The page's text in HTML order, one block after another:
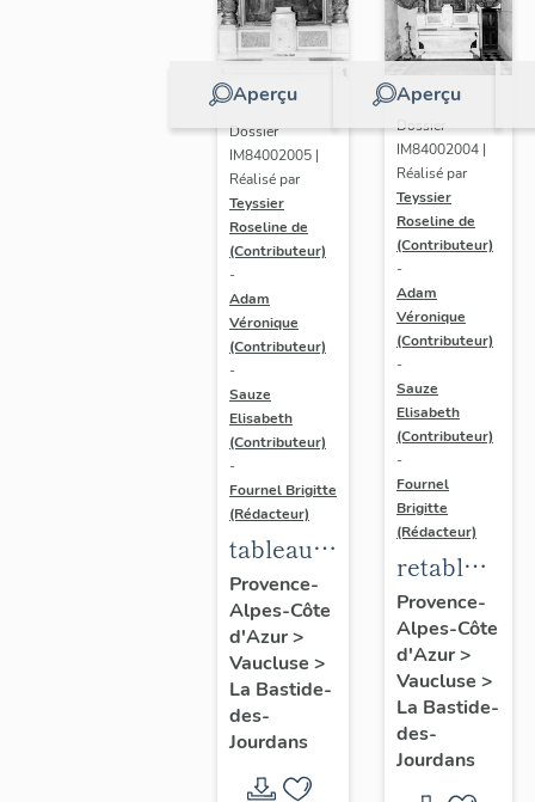
Aperçu
Dossier
IM84002005 |
Réalisé par
Teyssier
Roseline de
(Contributeur)
-
Adam
Véronique
(Contributeur)
-
Sauze
Elisabeth
(Contributeur)
-
Fournel Brigitte
(Rédacteur)
tableau
(2) :
Vierge à
l'Enfant
avec
Saint
Léon (?),
Saint
Provence-
Alpes-Côte
d'Azur>
Vaucluse >
La Bastide-
des-
Jourdans
Aperçu
Dossier
IM84002004 |
Réalisé par
Teyssier
Roseline de
(Contributeur)
-
Adam
Véronique
(Contributeur)
-
Sauze
Elisabeth
(Contributeur)
-
Fournel
Brigitte
(Rédacteur)
retable
du
maître-
autel
Provence-
Alpes-Côte
d'Azur>
Vaucluse >
La Bastide-
des-
Jourdans